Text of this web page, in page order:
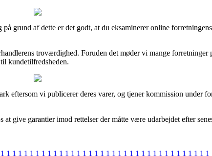
grund af dette er det godt, at du eksaminerer online
troværdighed. Foruden det møder vi mange
kundetilfredsheden.
eftersom vi publicerer deres varer, og tjener kommission under
give garantier imod rettelser der måtte være udarbejdet efter
1 1 1 1 1 1 1 1 1 1 1 1 1 1 1 1 1 1 1 1 1 1 1 1 1 1 1 1 1 1 1 1 1 1 1 1